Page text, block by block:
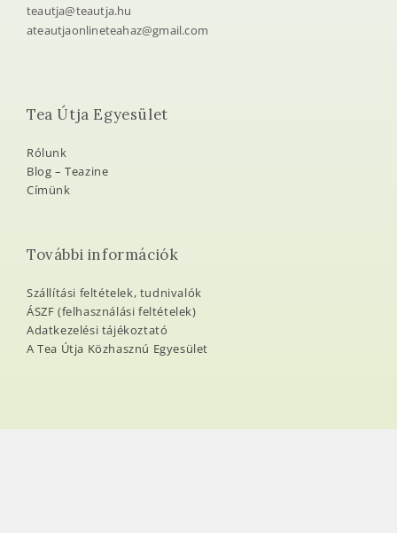
teautja@teautja.hu
ateautjaonlineteahaz@gmail.com
Tea Útja Egyesület
Rólunk
Blog – Teazine
Címünk
További információk
Szállítási feltételek, tudnivalók
ÁSZF (felhasználási feltételek)
Adatkezelési tájékoztató
A Tea Útja Közhasznú Egyesület